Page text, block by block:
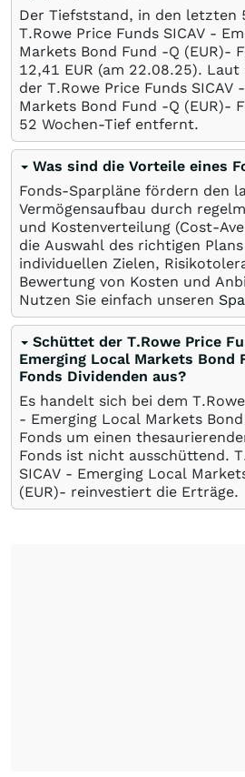
Der Tiefststand, in den letzten
T.Rowe Price Funds SICAV -
Markets Bond Fund -Q (EUR)-
12,41 EUR (am 22.08.25). Laut
der T.Rowe Price Funds SICAV
Markets Bond Fund -Q (EUR)-
52 Wochen-Tief entfernt.
Was sind die Vorteile eines
Fonds-Sparpläne fördern den
Vermögensaufbau durch
und Kostenverteilung (Cost-
die Auswahl des richtigen
individuellen Zielen,
Bewertung von Kosten und
Nutzen Sie einfach unseren
Schüttet der T.Rowe Price
Emerging Local Markets Bond
Fonds Dividenden aus?
Es handelt sich bei dem
- Emerging Local Markets
Fonds um einen
Fonds ist nicht ausschüttend.
SICAV - Emerging Local
(EUR)- reinvestiert die Erträge.